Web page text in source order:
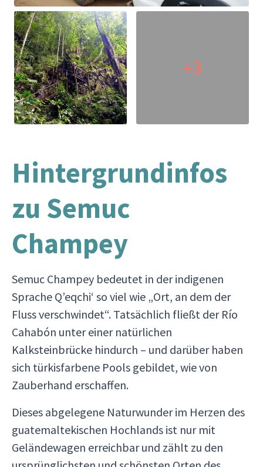
+3
Hintergrundinfos
zu Semuc
Champey
Semuc Champey bedeutet in der indigenen
Sprache Q’eqchi‘ so viel wie „Ort, an dem der
Fluss verschwindet“. Tatsächlich fließt der Río
Cahabón unter einer natürlichen
Kalksteinbrücke hindurch – und darüber haben
sich türkisfarbene Pools gebildet, wie von
Zauberhand erschaffen.
Dieses abgelegene Naturwunder im Herzen des
guatemaltekischen Hochlands ist nur mit
Geländewagen erreichbar und zählt zu den